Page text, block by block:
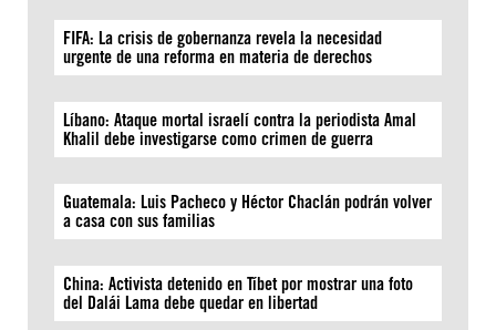
FIFA: La crisis de gobernanza revela la necesidad
urgente de una reforma en materia de derechos
Líbano: Ataque mortal israelí contra la periodista Amal
Khalil debe investigarse como crimen de guerra
Guatemala: Luis Pacheco y Héctor Chaclán podrán volver
a casa con sus familias
China: Activista detenido en Tíbet por mostrar una foto
del Dalái Lama debe quedar en libertad